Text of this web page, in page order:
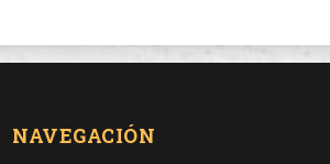
NAVEGACIÓN